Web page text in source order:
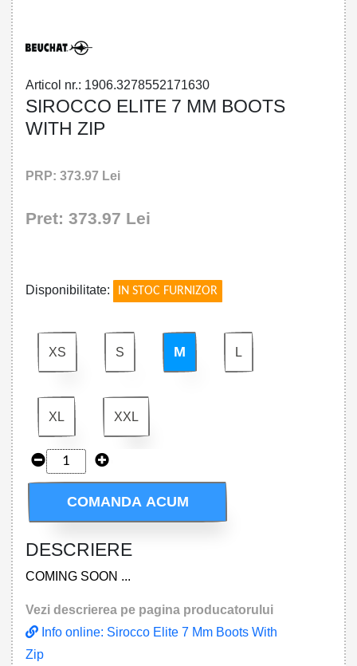
Articol nr.: 1906.3278552171630
SIROCCO ELITE 7 MM BOOTS
WITH ZIP
PRP: 373.97 Lei
Pret: 373.97 Lei
Disponibilitate: IN STOC FURNIZOR
XS S M L
XL XXL
COMANDA ACUM
DESCRIERE
COMING SOON ...
Vezi descrierea pe pagina producatorului
Info online: Sirocco Elite 7 Mm Boots With
Zip